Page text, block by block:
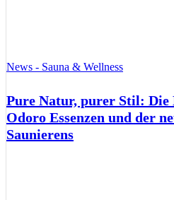
News - Sauna & Wellness
Pure Natur, purer Stil: Die
Odoro Essenzen und der
Saunierens